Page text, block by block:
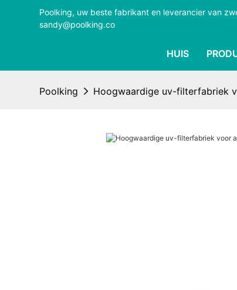
Poolking, uw beste fabrikant en leverancier van
sandy@poolking.co
HUIS
Poolking Hoogwaardige uv-filterfabriek